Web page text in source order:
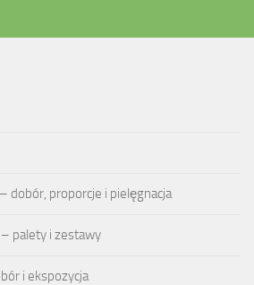
dobór, proporcje i pielęgnacja
palety i zestawy
i ekspozycja